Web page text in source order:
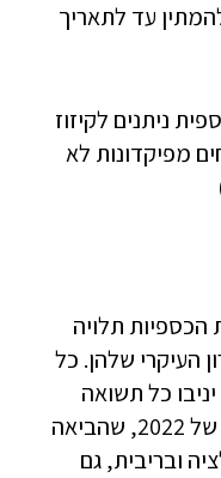
עד לתאריך
ניתנים לקיזוז
מפיקדונות לא
תלויה
העיקרי שלהן. כל
כל תשואה
עודפת למשקיעים. אבל בעיצומה של 2022, שהביאה
ובריבית, גם